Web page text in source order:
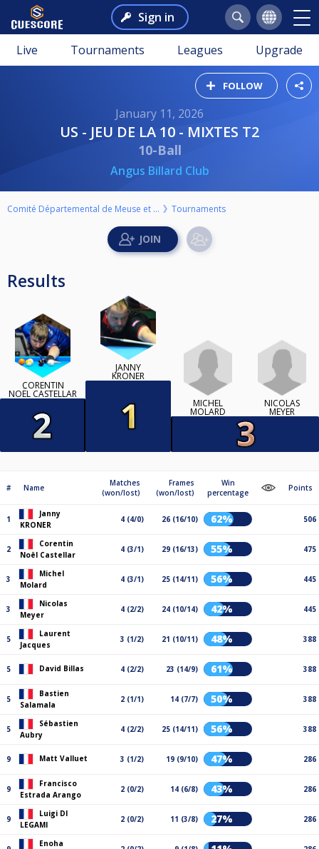
Sign in
Live Tournaments Leagues Upgrade
FOLLOW
January 11, 2026
US - JEU DE LA 10 - MIXTES T2
10-Ball
Angus Billard Club
Comité Départemental de Meuse et Triangle de Billard Tournaments
Results
CORENTIN
NOËL CASTELLAR
JANNY
KRONER
MICHEL
MOLARD
NICOLAS
MEYER
# Name
Matches
(won/lost)
Frames
(won/lost)
Win
percentage
Points
1
Janny
KRONER
4 (4/0) 26 (16/10) 62% 506
2
Corentin
Noël Castellar
4 (3/1) 29 (16/13) 55% 475
3
Michel
Molard
4 (3/1) 25 (14/11) 56% 445
3
Nicolas
Meyer
4 (2/2) 24 (10/14) 42% 445
5
Laurent
Jacques
3 (1/2) 21 (10/11) 48% 388
5 David Billas 4 (2/2) 23 (14/9) 61% 388
5
Bastien
Salamala
2 (1/1) 14 (7/7) 50% 388
5
Sébastien
Aubry
4 (2/2) 25 (14/11) 56% 388
9 Matt Valluet 3 (1/2) 19 (9/10) 47% 286
9
Francisco
Estrada Arango
2 (0/2) 14 (6/8) 43% 286
9
Luigi DI
LEGAMI
2 (0/2) 11 (3/8) 27% 286
Enoha